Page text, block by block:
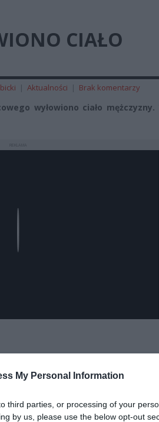
My Personal Information
third parties, or processing of your
by us, please use the below opt-out
CIAŁO
| Aktualności | Brak komentarzy
wyłowiono ciało mężczyzny.